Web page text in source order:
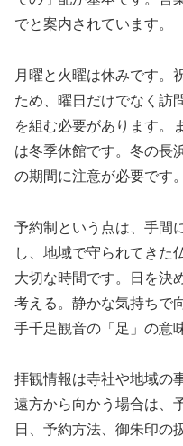
でと案内されています。
月曜と火曜は休みです。
ため、曜日だけでなく訪
を組む必要があります。
は冬季休館です。冬の長
の期間に注意が必要です。
予約制という点は、手間
し、地域で守られてきた
大切な時間です。日を決
考える。静かな気持ちで
手千足観音の「足」の意
拝観情報は寺社や地域の
遠方から向かう場合は、
日、予約方法、御朱印の